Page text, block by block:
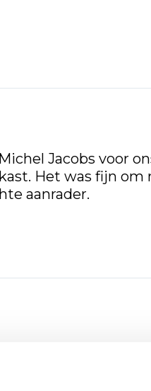
Jacobs voor
Het was fijn om
aanrader.